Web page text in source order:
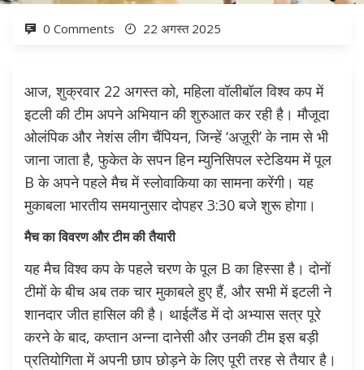
0 Comments 22 अगस्त 2025
आज, शुक्रवार 22 अगस्त को, महिला वॉलीबॉल विश्व कप में
इटली की टीम अपने अभियान की शुरुआत कर रही है। मौजूदा
ओलंपिक और नेशंस लीग चैंपियन, जिन्हें ‘अज़ूरी’ के नाम से भी
जाना जाता है, फुकेत के सपन हिन म्युनिसिपल स्टेडियम में पूल
B के अपने पहले मैच में स्लोवाकिया का सामना करेंगी। यह
मुकाबला भारतीय समयानुसार दोपहर 3:30 बजे शुरू होगा।
मैच का विवरण और टीम की तैयारी
यह मैच विश्व कप के पहले चरण के पूल B का हिस्सा है। दोनों
टीमों के बीच अब तक चार मुकाबले हुए हैं, और सभी में इटली ने
शानदार जीत हासिल की है। थाईलैंड में दो अभ्यास सत्र पूरे
करने के बाद, कप्तान अन्ना दानेसी और उनकी टीम इस बड़ी
प्रतियोगिता में अपनी छाप छोड़ने के लिए पूरी तरह से तैयार है।